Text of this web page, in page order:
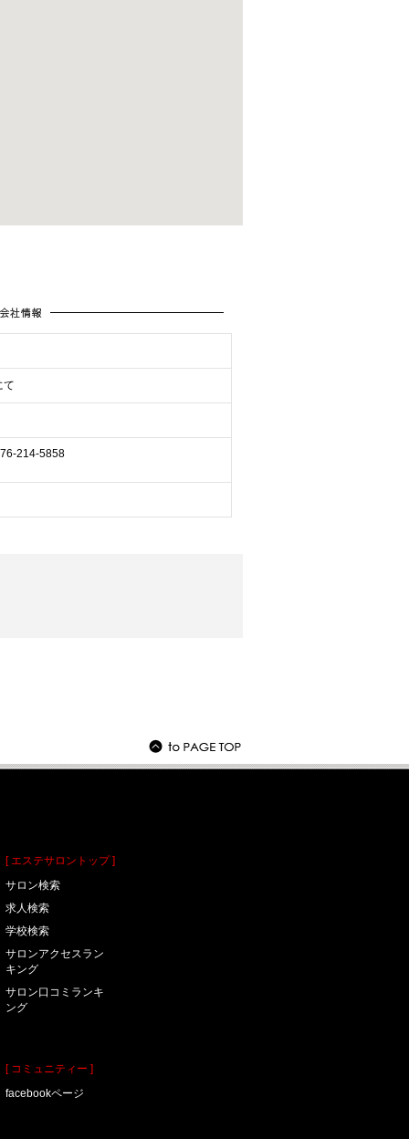
て
214-5858
[ エステサロントップ ]
サロン検索
求人検索
学校検索
サロンアクセスラン
キング
サロン口コミランキ
ング
[ コミュニティー ]
facebookページ